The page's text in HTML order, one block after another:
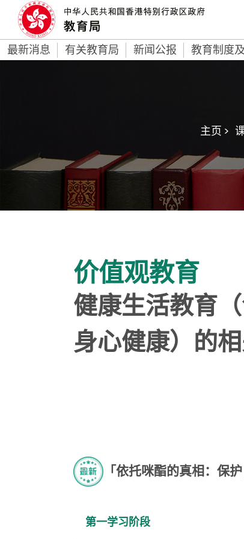
最新消息 有关教育局 新闻公报 教育制度
主页 >
价值观教育
健康生活教育
身心健康）的
「依托咪酯的真相：保
第一学习阶段